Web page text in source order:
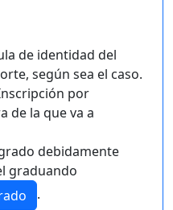
de identidad del
según sea el caso.
por
de la que va a
debidamente
graduando
.